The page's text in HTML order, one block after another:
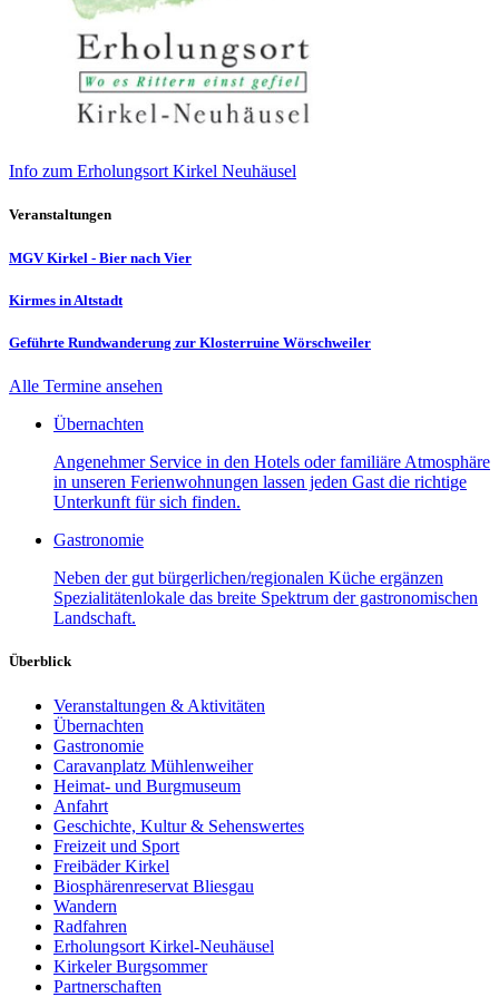
Info zum Erholungsort Kirkel Neuhäusel
Veranstaltungen
MGV Kirkel - Bier nach Vier
Kirmes in Altstadt
Geführte Rundwanderung zur Klosterruine Wörschweiler
Alle Termine ansehen
Übernachten
Angenehmer Service in den Hotels oder familiäre Atmosphäre
in unseren Ferienwohnungen lassen jeden Gast die richtige
Unterkunft für sich finden.
Gastronomie
Neben der gut bürgerlichen/regionalen Küche ergänzen
Spezialitätenlokale das breite Spektrum der gastronomischen
Landschaft.
Überblick
Veranstaltungen & Aktivitäten
Übernachten
Gastronomie
Caravanplatz Mühlenweiher
Heimat- und Burgmuseum
Anfahrt
Geschichte, Kultur & Sehenswertes
Freizeit und Sport
Freibäder Kirkel
Biosphärenreservat Bliesgau
Wandern
Radfahren
Erholungsort Kirkel-Neuhäusel
Kirkeler Burgsommer
Partnerschaften